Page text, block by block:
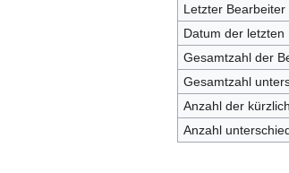
Letzter Bearbeiter
Datum der letzten
Gesamtzahl der
Gesamtzahl
Anzahl der
Anzahl